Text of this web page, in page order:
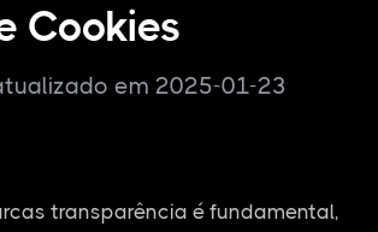
Cookies
em 2025-01-23
transparência é fundamental,